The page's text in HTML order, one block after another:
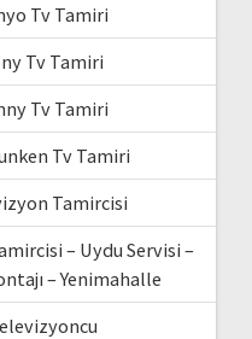
Tv Tamiri
Tv Tamiri
Tv Tamiri
Tv Tamiri
Tamircisi
– Uydu Servisi –
– Yenimahalle